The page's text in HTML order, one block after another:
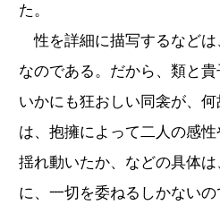
た。
性を詳細に描写するなどは
なのである。だから、類と貴
いかにも狂おしい同衾が、
は、抱擁によって二人の感
揺れ動いたか、などの具体
に、一切を委ねるしかないの